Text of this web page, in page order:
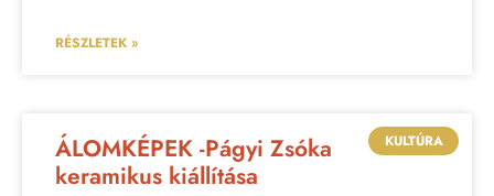
RÉSZLETEK »
KULTÚRA
ÁLOMKÉPEK -Págyi Zsóka
keramikus kiállítása